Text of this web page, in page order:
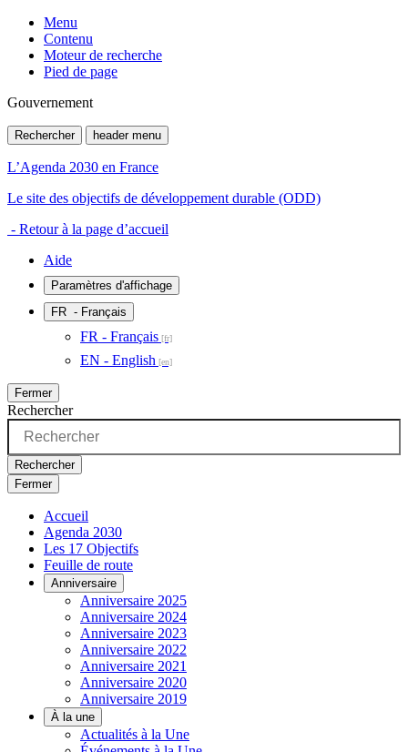
Menu
Contenu
Moteur de recherche
Pied de page
Gouvernement
Rechercher header menu
L’Agenda 2030 en France
Le site des objectifs de développement durable (ODD)
- Retour à la page d’accueil
Aide
Paramètres d'affichage
FR - Français
FR - Français
EN - English
Fermer
Rechercher
Rechercher
Fermer
Accueil
Agenda 2030
Les 17 Objectifs
Feuille de route
Anniversaire
Anniversaire 2025
Anniversaire 2024
Anniversaire 2023
Anniversaire 2022
Anniversaire 2021
Anniversaire 2020
Anniversaire 2019
À la une
Actualités à la Une